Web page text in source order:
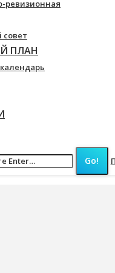
ревизионная
совет
ПЛАН